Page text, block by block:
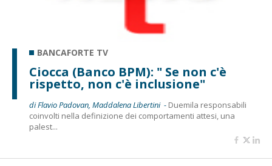
BANCAFORTE TV
Ciocca (Banco BPM): " Se non c'è
rispetto, non c'è inclusione"
di Flavio Padovan, Maddalena Libertini - Duemila responsabili
coinvolti nella definizione dei comportamenti attesi, una
palest...